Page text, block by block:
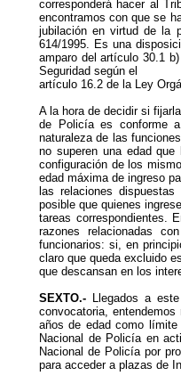
corresponderá hacer al
encontramos con que se
jubilación en virtud de la
614/1995. Es una
amparo del artículo 30.1
Seguridad según el
artículo 16.2 de la Ley
A la hora de decidir si
de Policía es conforme
naturaleza de las
no superen una edad
configuración de los
edad máxima de ingreso
las relaciones
posible que quienes
tareas correspondientes.
razones relacionadas
funcionarios: si, en
claro que queda excluido
que descansan en los
SEXTO.- Llegados a
convocatoria,
años de edad como
Nacional de Policía en
Nacional de Policía por
para acceder a plazas de